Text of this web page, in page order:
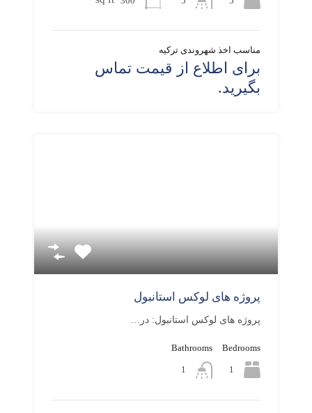
مناسب اخذ شهروندی ترکیه
برای اطلاع از قیمت تماس
بگیرید.
پروژه های لوکس استانبول
پروژه های لوکس استانبول: در…
Bedrooms
1
Bathrooms
1